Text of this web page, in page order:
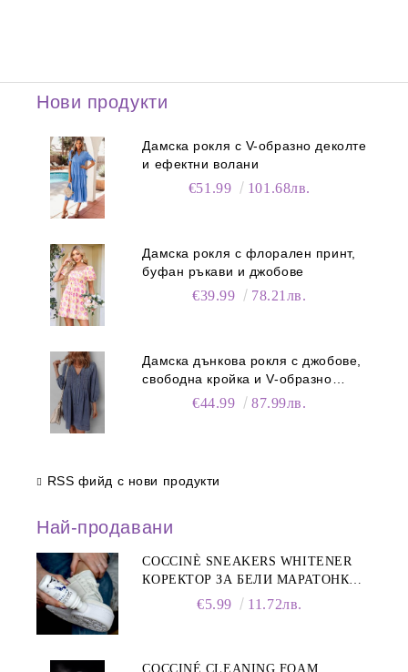
Нови продукти
Дамска рокля с V-образно деколте
и ефектни волани
€51.99 101.68лв.
Дамска рокля с флорален принт,
буфан ръкави и джобове
€39.99 78.21лв.
Дамска дънкова рокля с джобове,
свободна кройка и V-образно
деколте€44.99 87.99лв.
RSS фийд с нови продукти
Най-продавани
COCCINÈ SNEAKERS WHITENER
КОРЕКТОР ЗА БЕЛИ МАРАТОНКИ,
€5.99 11.72лв.
COCCINÉ CLEANING FOAM